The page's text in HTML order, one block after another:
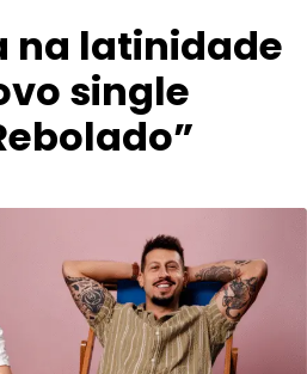
na latinidade
single